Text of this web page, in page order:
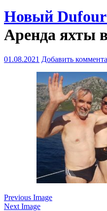
Новый Dufour
Аренда яхты
01.08.2021 Добавить
Previous Image
Next Image